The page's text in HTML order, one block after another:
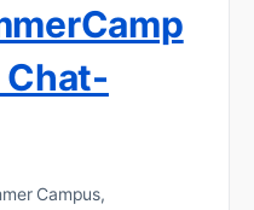
Chat-
Campus,